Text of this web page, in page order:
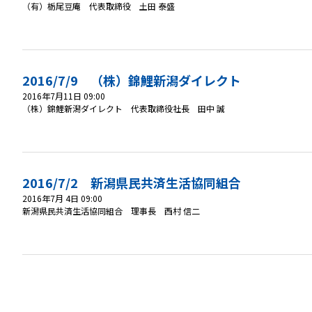
（有）栃尾豆庵 代表取締役 土田 泰盛
2016/7/9 （株）錦鯉新潟ダイレクト
2016年7月11日 09:00
（株）錦鯉新潟ダイレクト 代表取締役社長 田中 誠
2016/7/2 新潟県民共済生活協同組合
2016年7月 4日 09:00
新潟県民共済生活協同組合 理事長 西村 信二